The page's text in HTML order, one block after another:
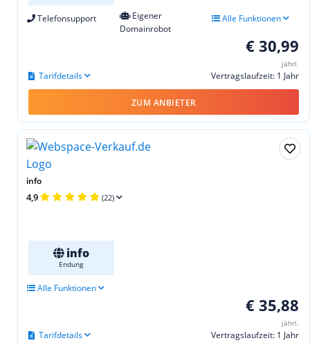
Telefonsupport
Eigener
Domainrobot
Alle Funktionen
€ 30,99
jährl.
Vertragslaufzeit: 1 Jahr
Tarifdetails
ZUM ANBIETER
info
4,9 (22)
info
Endung
Alle Funktionen
€ 35,88
jährl.
Vertragslaufzeit: 1 Jahr
Tarifdetails